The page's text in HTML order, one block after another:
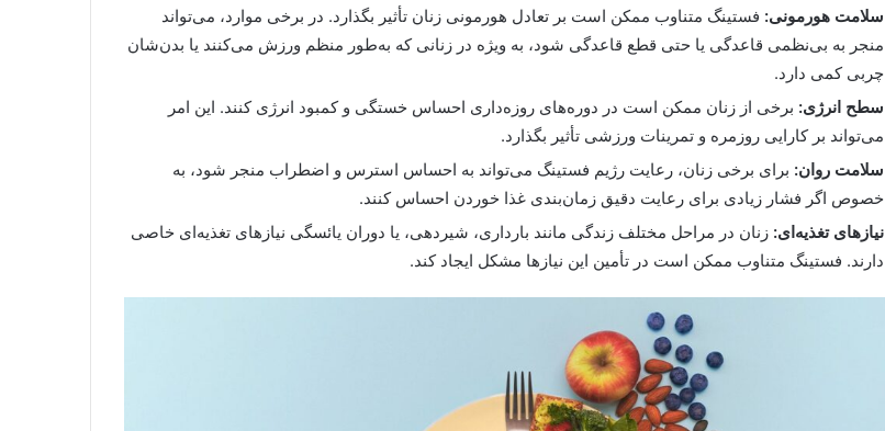
سلامت هورمونی: فستینگ متناوب ممکن است بر تعادل هورمونی زنان تأثیر بگذارد. در برخی موارد، می‌تواند
منجر به بی‌نظمی قاعدگی یا حتی قطع قاعدگی شود، به ویژه در زنانی که به‌طور منظم ورزش می‌کنند یا بدن‌شان
چربی کمی دارد.
سطح انرژی: برخی از زنان ممکن است در دوره‌های روزه‌داری احساس خستگی و کمبود انرژی کنند. این امر
می‌تواند بر کارایی روزمره و تمرینات ورزشی تأثیر بگذارد.
سلامت روان: برای برخی زنان، رعایت رژیم فستینگ می‌تواند به احساس استرس و اضطراب منجر شود، به
خصوص اگر فشار زیادی برای رعایت دقیق زمان‌بندی غذا خوردن احساس کنند.
نیازهای تغذیه‌ای: زنان در مراحل مختلف زندگی مانند بارداری، شیردهی، یا دوران یائسگی نیازهای تغذیه‌ای خاصی
دارند. فستینگ متناوب ممکن است در تأمین این نیازها مشکل ایجاد کند.